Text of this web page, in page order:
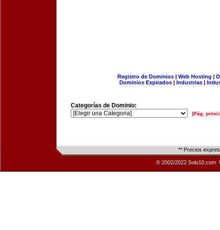
Registro de Dominios| Web Hosting |
Dominios Expirados | Industrias |
Categorías de Dominio:
[Pág.
** Precios
© 2002/2022 Solo10.com